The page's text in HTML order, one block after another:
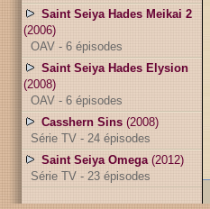
Saint Seiya Hades Meikai 2
(2006)
OAV - 6 épisodes
Saint Seiya Hades Elysion
(2008)
OAV - 6 épisodes
Casshern Sins (2008)
Série TV - 24 épisodes
Saint Seiya Omega(2012)
Série TV - 23 épisodes